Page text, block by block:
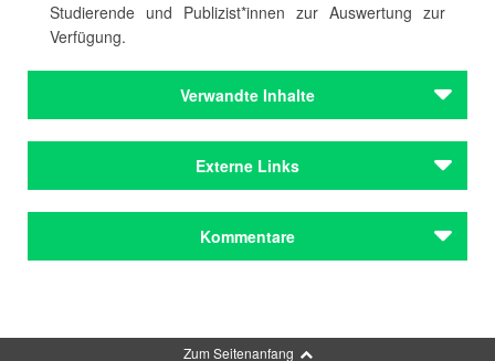
Studierende und Publizist*innen zur Auswertung zur
Verfügung.
Verwandte Inhalte
Monacensia im Hildebrandhaus
Städteporträts
Externe Links
Kommentare
Zum Seitenanfang